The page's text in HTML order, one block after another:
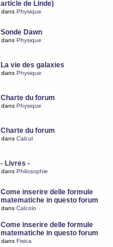
article de Linde)
dans Physique
Sonde Dawn
dans Physique
La vie des galaxies
dans Physique
Charte du forum
dans Physique
Charte du forum
dans Calcul
- Livres -
dans Philosophie
Come inserire delle formule
matematiche in questo forum
dans Calcolo
Come inserire delle formule
matematiche in questo forum
dans Fisica